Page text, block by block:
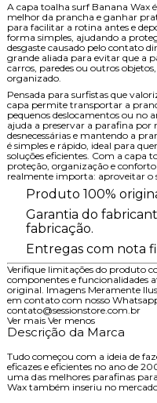
A capa toalha surf Banana Wax
melhor da prancha e ganhar
para facilitar a rotina antes e
forma simples, ajudando a
desgaste causado pelo contato
grande aliada para evitar que a
carros, paredes ou outros
organizado.
Pensada para surfistas que
capa permite transportar a
pequenos deslocamentos ou no
ajuda a preservar a parafina por
desnecessárias e mantendo a
é simples e rápido, ideal para
soluções eficientes. Com a capa
proteção, organização e
realmente importa: aproveitar o
Produto 100%
Garantia do
fabricação.
Entregas com nota
Verifique limitações do produto
componentes e funcionalidades
original. Imagens Meramente
em contato com nosso
contato@sessionstore.com.br
Ver mais Ver menos
Descrição da Marca
Tudo começou com a ideia de
eficazes e eficientes no ano de
uma das melhores parafinas
Wax também inseriu no mercado